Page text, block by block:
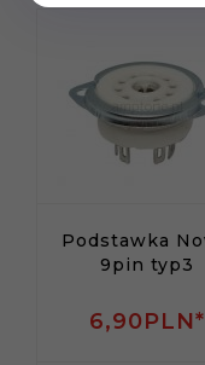
Podstawka
9pin typ3
6,90PLN*